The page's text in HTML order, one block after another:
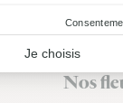
Nos